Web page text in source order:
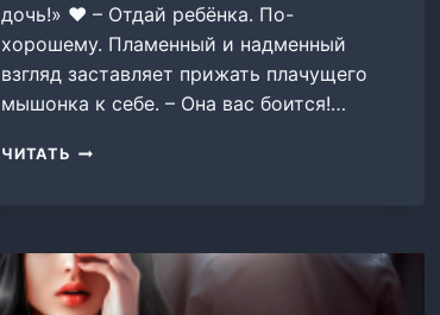
дочь!» ‍❤️‍ – Отдай ребёнка. По-
хорошему. Пламенный и надменный
взгляд заставляет прижать плачущего
мышонка к себе. – Она вас боится!…
ЧИТАТЬ ЗВЁЗДОЧКА